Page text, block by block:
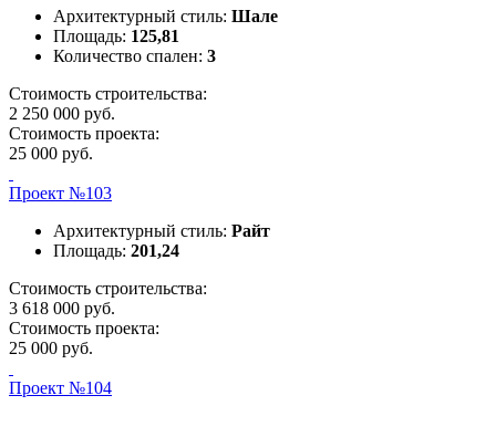
Архитектурный стиль: Шале
Площадь: 125,81
Количество спален: 3
Стоимость строительства:
2 250 000 руб.
Стоимость проекта:
25 000 руб.
Проект №103
Архитектурный стиль: Райт
Площадь: 201,24
Стоимость строительства:
3 618 000 руб.
Стоимость проекта:
25 000 руб.
Проект №104